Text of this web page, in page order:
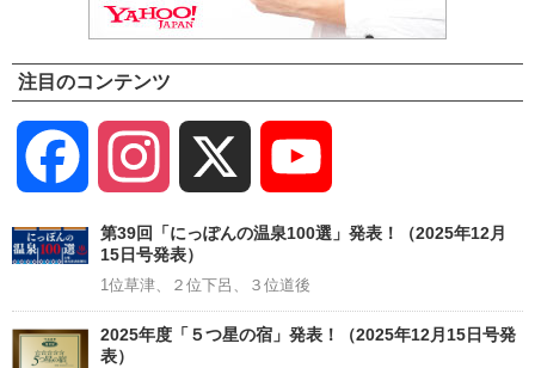
注目のコンテンツ
Facebook Instagram
Channel
第39回「にっぽんの温泉100選」発表！（2025年12月
15日号発表）
1位草津、２位下呂、３位道後
2025年度「５つ星の宿」発表！（2025年12月15日号発
表）